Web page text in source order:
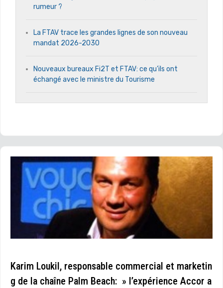
rumeur ?
La FTAV trace les grandes lignes de son nouveau
mandat 2026-2030
Nouveaux bureaux Fi2T et FTAV: ce qu’ils ont
échangé avec le ministre du Tourisme
Karim Loukil, responsable commercial et marketin
g de la chaîne Palm Beach: » l’expérience Accor a